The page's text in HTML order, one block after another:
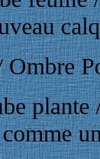
Ombre
comme